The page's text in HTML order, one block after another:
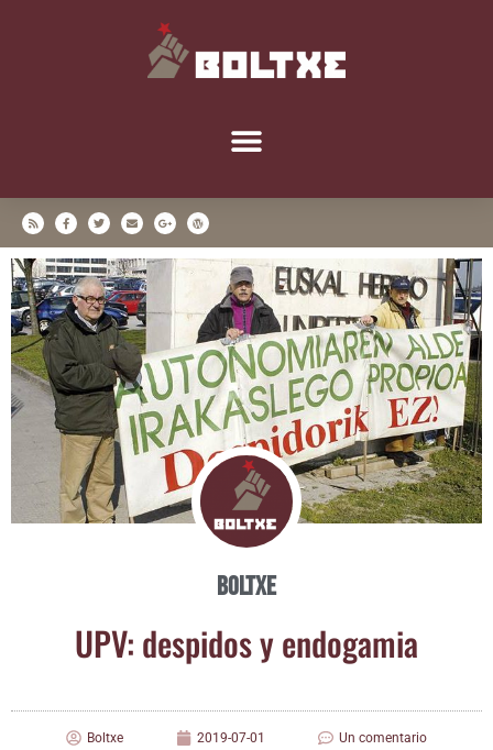
Boltxe
UPV: des­pi­dos y endogamia
Boltxe 2019-07-01
Un comentario